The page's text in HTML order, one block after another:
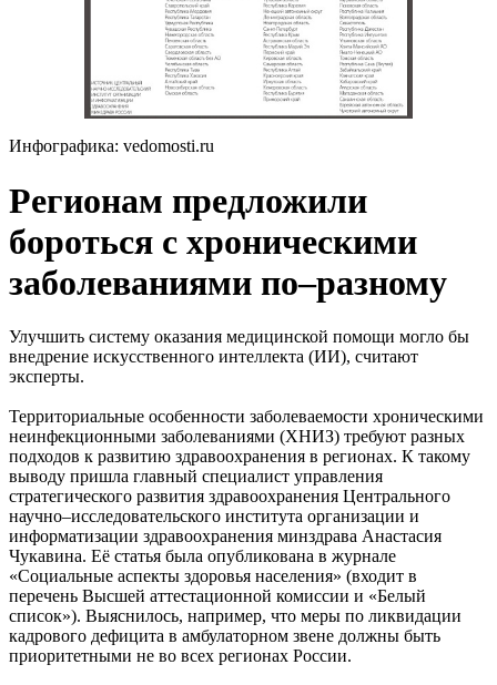
Инфографика: vedomosti.ru
Регионам предложили
бороться с хроническими
заболеваниями по–разному
Улучшить систему оказания медицинской помощи могло бы
внедрение искусственного интеллекта (ИИ), считают
эксперты.
Территориальные особенности заболеваемости хроническими
неинфекционными заболеваниями (ХНИЗ) требуют разных
подходов к развитию здравоохранения в регионах. К такому
выводу пришла главный специалист управления
стратегического развития здравоохранения Центрального
научно–исследовательского института организации и
информатизации здравоохранения минздрава Анастасия
Чукавина. Её статья была опубликована в журнале
«Социальные аспекты здоровья населения» (входит в
перечень Высшей аттестационной комиссии и «Белый
список»). Выяснилось, например, что меры по ликвидации
кадрового дефицита в амбулаторном звене должны быть
приоритетными не во всех регионах России.